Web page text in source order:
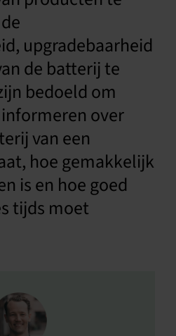
upgradebaarheid
de batterij te
bedoeld om
over
van een
hoe gemakkelijk
is en hoe goed
tijds moet